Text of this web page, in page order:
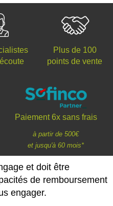
Plus de 100
points de vente
Paiement 6x sans frais
à partir de 500€
et jusqu'à 60 mois*
et doit être
de remboursement
engager.